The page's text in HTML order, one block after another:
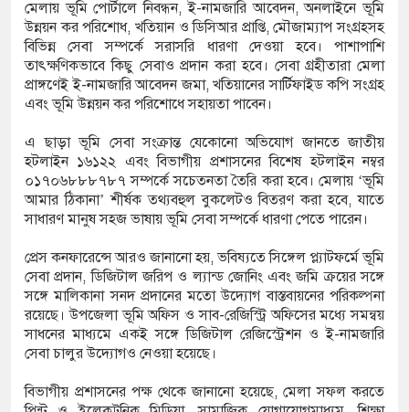
মেলায় ভূমি পোর্টালে নিবন্ধন, ই-নামজারি আবেদন, অনলাইনে ভূমি
উন্নয়ন কর পরিশোধ, খতিয়ান ও ডিসিআর প্রাপ্তি, মৌজাম্যাপ সংগ্রহসহ
বিভিন্ন সেবা সম্পর্কে সরাসরি ধারণা দেওয়া হবে। পাশাপাশি
তাৎক্ষণিকভাবে কিছু সেবাও প্রদান করা হবে। সেবা গ্রহীতারা মেলা
প্রাঙ্গণেই ই-নামজারি আবেদন জমা, খতিয়ানের সার্টিফাইড কপি সংগ্রহ
এবং ভূমি উন্নয়ন কর পরিশোধে সহায়তা পাবেন।
এ ছাড়া ভূমি সেবা সংক্রান্ত যেকোনো অভিযোগ জানতে জাতীয়
হটলাইন ১৬১২২ এবং বিভাগীয় প্রশাসনের বিশেষ হটলাইন নম্বর
০১৭০৬৮৮৮৭৮৭ সম্পর্কে সচেতনতা তৈরি করা হবে। মেলায় ‘ভূমি
আমার ঠিকানা’ শীর্ষক তথ্যবহুল বুকলেটও বিতরণ করা হবে, যাতে
সাধারণ মানুষ সহজ ভাষায় ভূমি সেবা সম্পর্কে ধারণা পেতে পারেন।
প্রেস কনফারেন্সে আরও জানানো হয়, ভবিষ্যতে সিঙ্গেল প্ল্যাটফর্মে ভূমি
সেবা প্রদান, ডিজিটাল জরিপ ও ল্যান্ড জোনিং এবং জমি ক্রয়ের সঙ্গে
সঙ্গে মালিকানা সনদ প্রদানের মতো উদ্যোগ বাস্তবায়নের পরিকল্পনা
রয়েছে। উপজেলা ভূমি অফিস ও সাব-রেজিস্ট্রি অফিসের মধ্যে সমন্বয়
সাধনের মাধ্যমে একই সঙ্গে ডিজিটাল রেজিস্ট্রেশন ও ই-নামজারি
সেবা চালুর উদ্যোগও নেওয়া হয়েছে।
বিভাগীয় প্রশাসনের পক্ষ থেকে জানানো হয়েছে, মেলা সফল করতে